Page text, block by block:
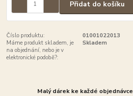
Přidat do košíku
Číslo produktu:
01001022013
Máme produkt skladem, je
na objednání, nebo je v
elektronické podobě?:
Skladem
Malý dárek ke každé objednávce